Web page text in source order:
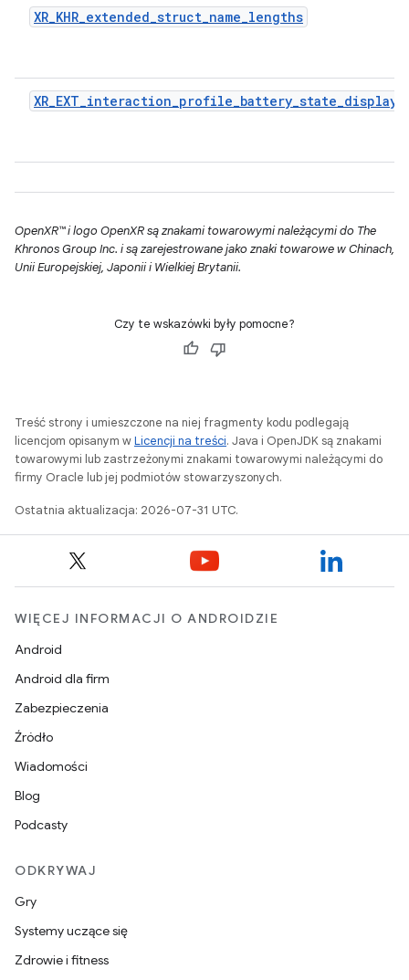
XR_KHR_extended_struct_name_lengths
XR_EXT_interaction_profile_battery_state_display
OpenXR™ i logo OpenXR są znakami towarowymi należącymi do The
Khronos Group Inc. i są zarejestrowane jako znaki towarowe w Chinach,
Unii Europejskiej, Japonii i Wielkiej Brytanii.
Czy te wskazówki były pomocne?
Treść strony i umieszczone na niej fragmenty kodu podlegają
licencjom opisanym wLicencji na treści. Java i OpenJDK są znakami
towarowymi lub zastrzeżonymi znakami towarowymi należącymi do
firmy Oracle lub jej podmiotów stowarzyszonych.
Ostatnia aktualizacja: 2026-07-31 UTC.
WIĘCEJ INFORMACJI O ANDROIDZIE
Android
Android dla firm
Zabezpieczenia
Źródło
Wiadomości
Blog
Podcasty
ODKRYWAJ
Gry
Systemy uczące się
Zdrowie i fitness